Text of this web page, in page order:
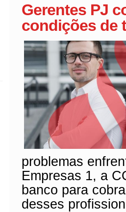
Gerentes PJ
condições de
problemas
Empresas 1, a
banco para
desses